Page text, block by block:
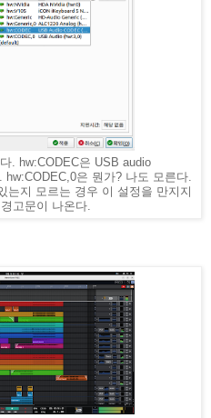
. hw:CODEC은 USB audio
hw:CODEC,0은 뭔가? 나도 모른다.
는지 모르는 경우 이 설정을 만지지
고문이 나온다.